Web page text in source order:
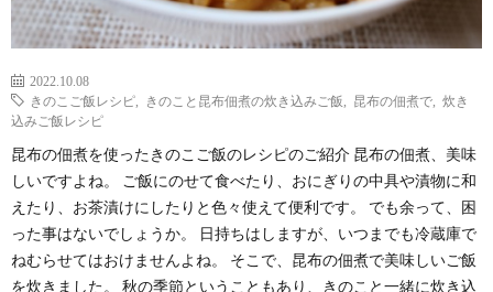
2022.10.08
きのこご飯レシピ
きのこと昆布佃煮の炊き込みご飯 昆布の佃煮で
炊き
込みご飯レシピ
昆布の佃煮を使ったきのこご飯のレシピのご紹介 昆布の佃煮、美味
しいですよね。 ご飯にのせて食べたり、おにぎりの中具や漬物に和
えたり、お茶漬けにしたりと色々使えて便利です。 でも余って、困
った事はないでしょうか。 日持ちはしますが、いつまでも冷蔵庫で
ねむらせてはおけませんよね。 そこで、昆布の佃煮で美味しいご飯
を炊きました。 秋の季節ということもあり、きのこと一緒に炊き込